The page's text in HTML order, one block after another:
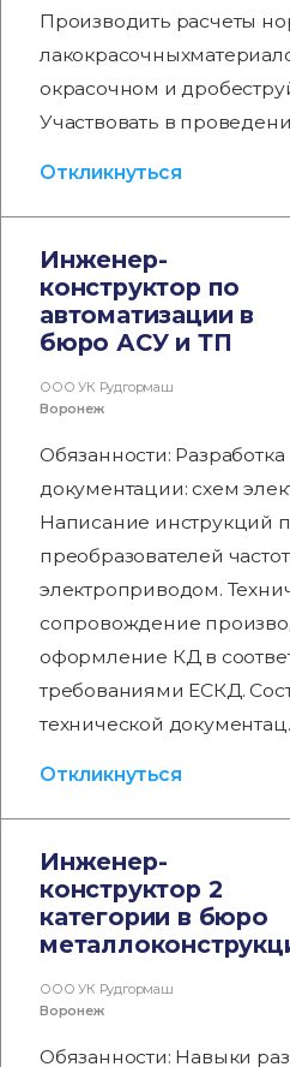
Производить расчеты
окрасочном и
Участвовать в
Откликнуться
Инженер-
конструктор по
автоматизации в
бюро АСУ и ТП
ООО УК Рудгормаш
Воронеж
Обязанности: Разработка
документации: схем
Написание инструкций
преобразователей
электроприводом.
сопровождение
оформление КД в
требованиями ЕСКД.
технической
Откликнуться
Инженер-
конструктор 2
категории в бюро
ООО УК Рудгормаш
Воронеж
Обязанности: Навыки